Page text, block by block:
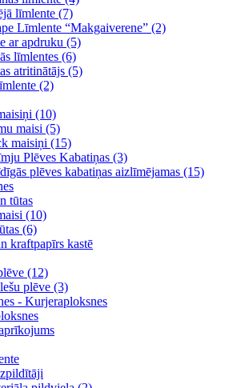
līmlente (7)
Līmlente “Makgaiverene” (2)
ar apdruku (5)
līmlentes (6)
atritinātājs (5)
(2)
(10)
maisi (5)
maisiņi (15)
Plēves Kabatiņas (3)
plēves kabatiņas aizlīmējamas (15)
tūtas
(10)
(6)
kraftpapīrs kastē
(12)
plēve (3)
- Kurjeraploksnes